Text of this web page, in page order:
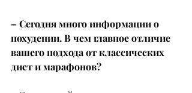
– Сегодня много информации о
похудении. В чем главное отличие
вашего подхода от классических
диет и марафонов?